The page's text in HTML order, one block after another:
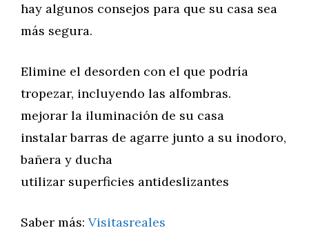
hay algunos consejos para que su casa sea
más segura.
Elimine el desorden con el que podría
tropezar, incluyendo las alfombras.
mejorar la iluminación de su casa
instalar barras de agarre junto a su inodoro,
bañera y ducha
utilizar superficies antideslizantes
Saber más: Visitasreales